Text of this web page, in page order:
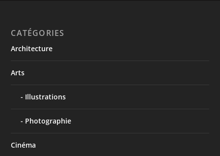
CATÉGORIES
Architecture
Arts
Illustrations
Photographie
Cinéma